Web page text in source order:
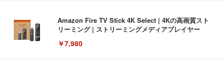
Amazon Fire TV Stick 4K Select | 4Kの高画質スト
リーミング | ストリーミングメディアプレイヤー
￥7,980